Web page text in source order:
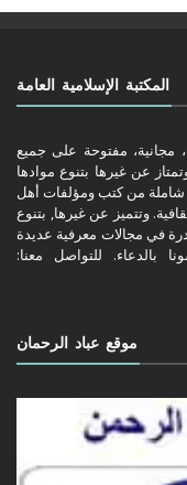
المكتبة الإسلامية العامة
مجانية، مفتوحة على جميع
عن غيرها بتنوع موادها
شاملة من كتب ومؤلفات أهل
وتتميز عن غيرها, بتنوع
في مجالات معرفية عديدة
بالدعاء. للتواصل معنا:
موقع عباد الرحمان